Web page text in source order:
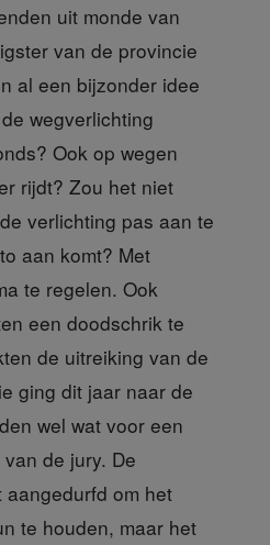
uit monde van
van de provincie
al een bijzonder idee
wegverlichting
Ook op wegen
rijdt? Zou het niet
verlichting pas aan te
aan komt? Met
te regelen. Ook
een doodschrik te
de uitreiking van de
ging dit jaar naar de
wel wat voor een
de jury. De
om het
te houden, maar het